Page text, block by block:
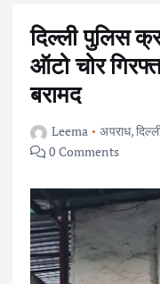
दिल्ली पुलिस
ऑटो चोर
बरामद
Leema अपराध,
0 Comments